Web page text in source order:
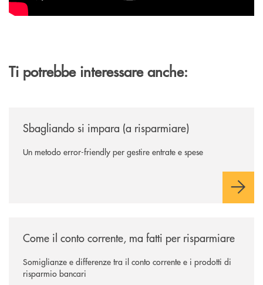
Ti potrebbe interessare anche:
Sbagliando si impara (a risparmiare)
Un metodo error-friendly per gestire entrate e spese
Come il conto corrente, ma fatti per risparmiare
Somiglianze e differenze tra il conto corrente e i prodotti di
risparmio bancari